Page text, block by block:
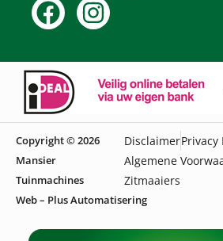
Copyright © 2026
Mansier
Tuinmachines
DisclaimerPrivacy
Algemene
Zitmaaiers
Web – Plus Automatisering